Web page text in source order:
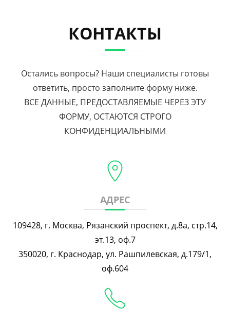
КОНТАКТЫ
Остались вопросы? Наши специалисты готовы
ответить, просто заполните форму ниже.
ВСЕ ДАННЫЕ, ПРЕДОСТАВЛЯЕМЫЕ ЧЕРЕЗ ЭТУ
ФОРМУ, ОСТАЮТСЯ СТРОГО
КОНФИДЕНЦИАЛЬНЫМИ
АДРЕС
109428, г. Москва, Рязанский проспект, д.8а, стр.14,
эт.13, оф.7
350020, г. Краснодар, ул. Рашпилевская, д.179/1,
оф.604